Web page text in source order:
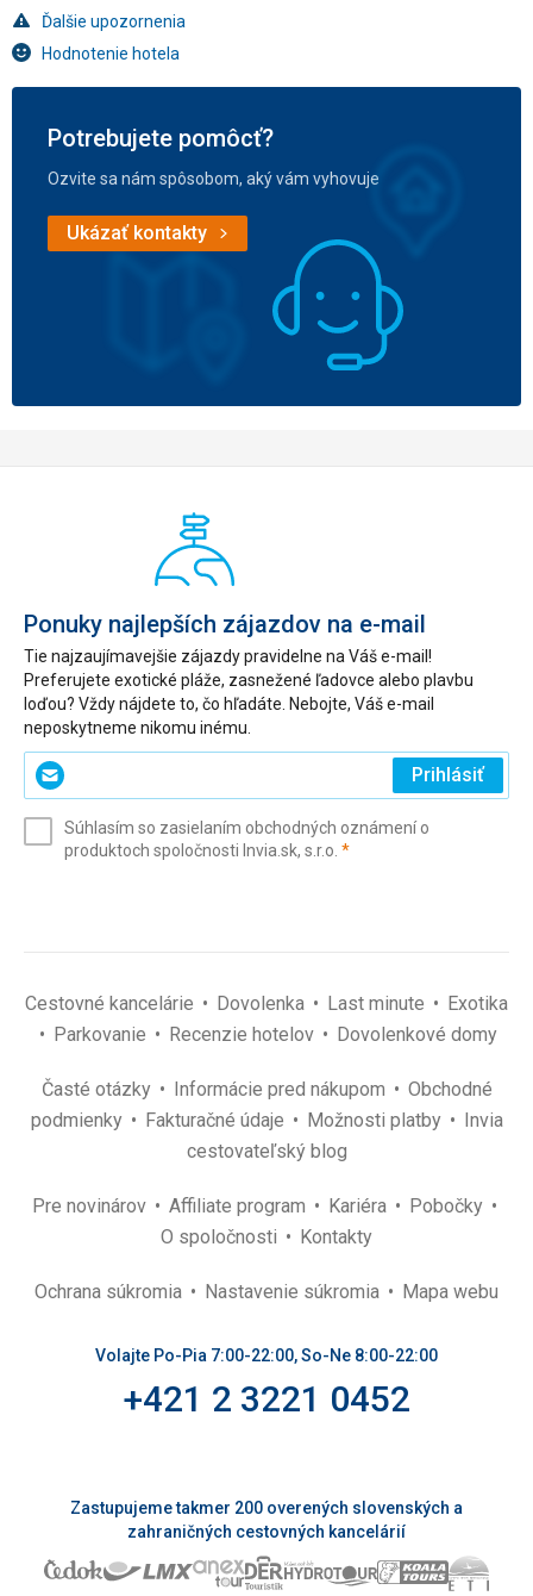
Ďalšie upozornenia
Hodnotenie hotela
Potrebujete pomôcť?
Ozvite sa nám spôsobom, aký vám vyhovuje
Ukázať kontakty
Ponuky najlepších zájazdov na e-mail
Tie najzaujímavejšie zájazdy pravidelne na Váš e-mail!
Preferujete exotické pláže, zasnežené ľadovce alebo plavbu
loďou? Vždy nájdete to, čo hľadáte. Nebojte, Váš e-mail
neposkytneme nikomu inému.
Zadajte
svoj
(povinné)
Prihlásiť
Súhlasím so zasielaním obchodných oznámení o
produktoch spoločnosti Invia.sk, s.r.o. *(povinné)
Cestovné kancelárie Dovolenka Last minute
Exotika
Parkovanie
Recenzie hotelov Dovolenkové domy
Časté otázky Informácie pred nákupom
Obchodné
podmienky
Fakturačné údaje Možnosti platby
Invia
cestovateľský blog
Pre novinárov Affiliate program Kariéra
Pobočky
O spoločnosti
Kontakty
Ochrana súkromia Nastavenie súkromia Mapa webu
Volajte Po-Pia 7:00-22:00, So-Ne 8:00-22:00
+421 2 3221 0452
Zastupujeme takmer 200 overených slovenských a
zahraničných cestovných kancelárií